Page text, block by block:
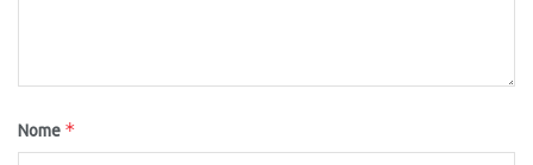
Nome *